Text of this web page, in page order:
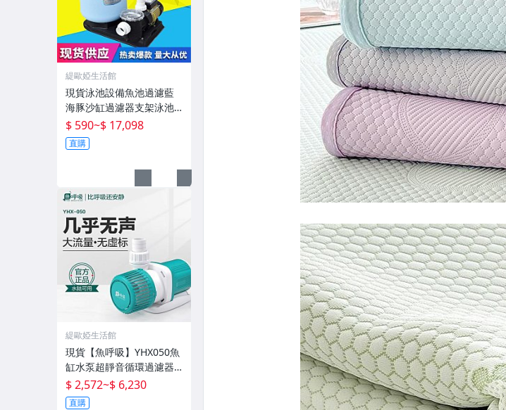
緹歐婭生活館
現貨泳池設備魚池過濾藍
海豚沙缸過濾器支架泳池
泳池砂缸水泵機組
$ 590~$ 17,098
直購
緹歐婭生活館
現貨【魚呼吸】YHX050魚
缸水泵超靜音循環過濾器
魚池潛水底吸變頻水陸
$ 2,572~$ 6,230
直購